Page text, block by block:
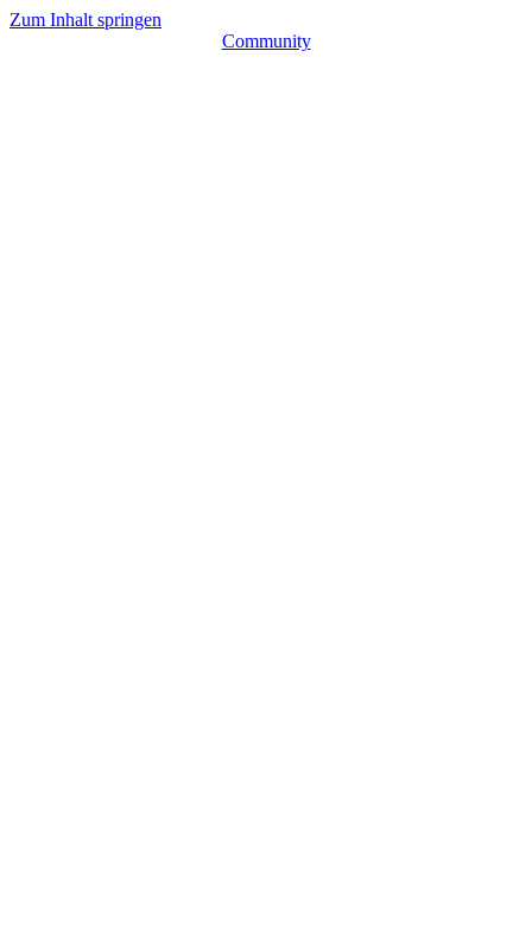
Zum Inhalt springen
Community